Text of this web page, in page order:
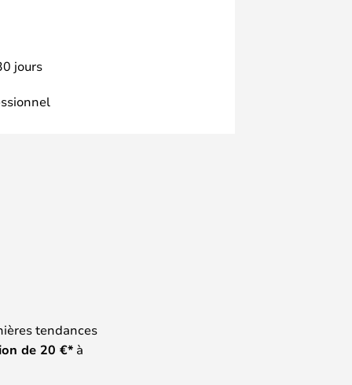
jours
tendances
de 20 €* à